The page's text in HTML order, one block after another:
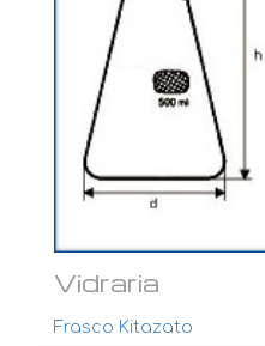
Vidraria
Frasco Kitazato